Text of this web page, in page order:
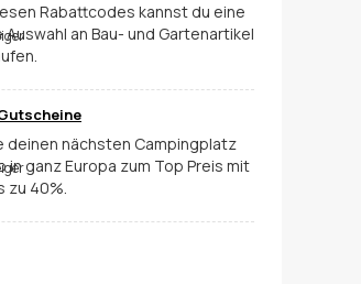
Rabattcodes kannst du eine
Auswahl an Bau- und Gartenartikel
deinen nächsten Campingplatz
in ganz Europa zum Top Preis mit
zu 40%.